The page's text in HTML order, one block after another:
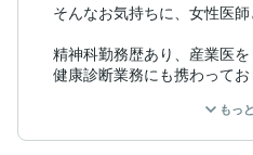
そんなお気持ちに、女性医師
精神科勤務歴あり、産業医を
健康診断業務にも携わってお
もっ